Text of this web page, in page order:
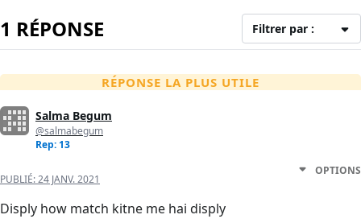
1 RÉPONSE Filtrer par :
RÉPONSE LA PLUS UTILE
Salma Begum
@salmabegum
Rep: 13
PUBLIÉ:24 JANV. 2021
OPTIONS
Disply how match kitne me hai disply